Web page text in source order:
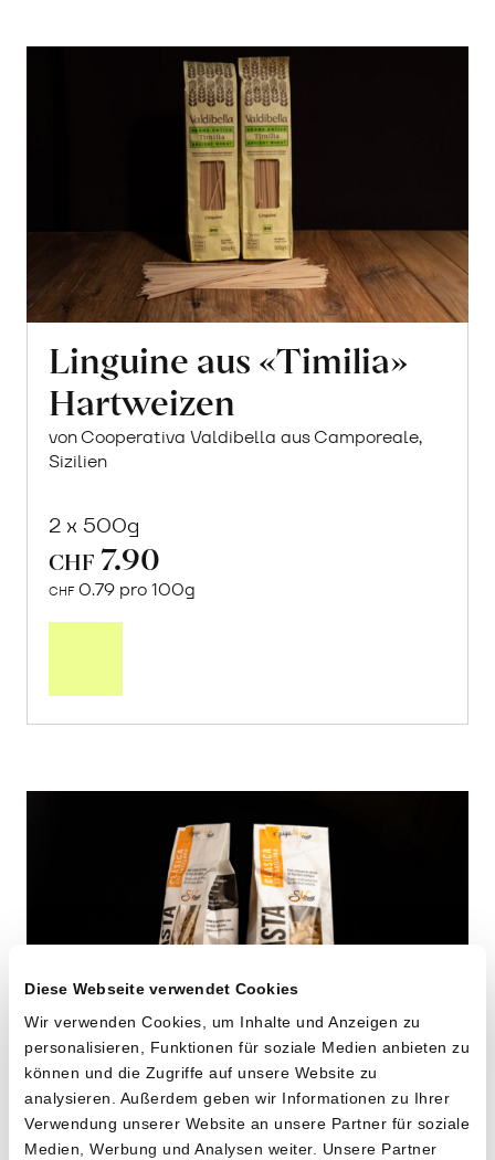
Diese Webseite verwendet Cookies
Wir verwenden Cookies, um Inhalte und Anzeigen zu
personalisieren, Funktionen für soziale Medien anbieten zu
können und die Zugriffe auf unsere Website zu
analysieren. Außerdem geben wir Informationen zu Ihrer
Verwendung unserer Website an unsere Partner für soziale
Medien, Werbung und Analysen weiter. Unsere Partner
Linguine aus «Timilia»
Hartweizen
von Cooperativa Valdibella aus Camporeale,
Sizilien
2 x 500g
CHF 7.90
CHF 0.79 pro 100g
Maccheroni aus alten
Hartweizensorten